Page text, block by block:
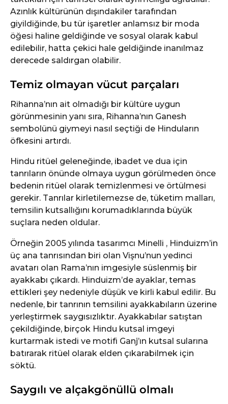
Azınlık kültürünün dışındakiler tarafından
giyildiğinde, bu tür işaretler anlamsız bir moda
öğesi haline geldiğinde ve sosyal olarak kabul
edilebilir, hatta çekici hale geldiğinde inanılmaz
derecede saldırgan olabilir.
Temiz olmayan vücut parçaları
Rihanna’nın ait olmadığı bir kültüre uygun
görünmesinin yanı sıra, Rihanna’nın Ganesh
sembolünü giymeyi nasıl seçtiği de Hinduların
öfkesini artırdı.
Hindu ritüel geleneğinde, ibadet ve dua için
tanrıların önünde olmaya uygun görülmeden önce
bedenin ritüel olarak temizlenmesi ve örtülmesi
gerekir. Tanrılar kirletilemezse de, tüketim malları,
temsilin kutsallığını korumadıklarında büyük
suçlara neden oldular.
Örneğin 2005 yılında tasarımcı Minelli , Hinduizm’in
üç ana tanrısından biri olan Vişnu’nun yedinci
avatarı olan Rama’nın imgesiyle süslenmiş bir
ayakkabı çıkardı. Hinduizm’de ayaklar, temas
ettikleri şey nedeniyle düşük ve kirli kabul edilir. Bu
nedenle, bir tanrının temsilini ayakkabıların üzerine
yerleştirmek saygısızlıktır. Ayakkabılar satıştan
çekildiğinde, birçok Hindu kutsal imgeyi
kurtarmak istedi ve motifi Ganj’ın kutsal sularına
batırarak ritüel olarak elden çıkarabilmek için
söktü.
Saygılı ve alçakgönüllü olmalı